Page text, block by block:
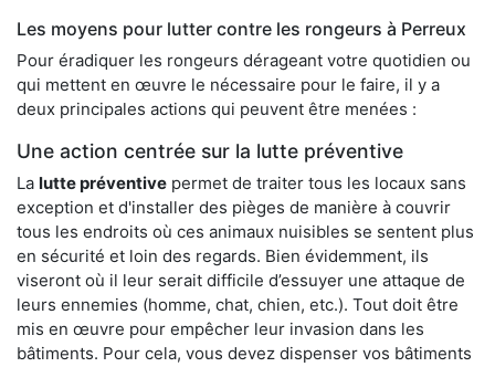
Les moyens pour lutter contre les rongeurs à Perreux
Pour éradiquer les rongeurs dérageant votre quotidien ou
qui mettent en œuvre le nécessaire pour le faire, il y a
deux principales actions qui peuvent être menées :
Une action centrée sur la lutte préventive
La lutte préventive permet de traiter tous les locaux sans
exception et d'installer des pièges de manière à couvrir
tous les endroits où ces animaux nuisibles se sentent plus
en sécurité et loin des regards. Bien évidemment, ils
viseront où il leur serait difficile d’essuyer une attaque de
leurs ennemies (homme, chat, chien, etc.). Tout doit être
mis en œuvre pour empêcher leur invasion dans les
bâtiments. Pour cela, vous devez dispenser vos bâtiments